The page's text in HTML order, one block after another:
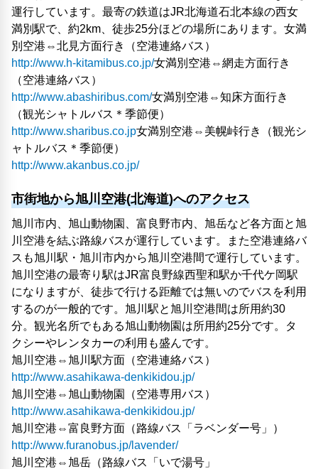
運行しています。最寄の鉄道はJR北海道石北本線の西女
満別駅で、約2km、徒歩25分ほどの場所にあります。女満
別空港⇔北見方面行き（空港連絡バス）
http://www.h-kitamibus.co.jp/女満別空港⇔網走方面行き
（空港連絡バス）
http://www.abashiribus.com/女満別空港⇔知床方面行き
（観光シャトルバス＊季節便）
http://www.sharibus.co.jp女満別空港⇔美幌峠行き（観光シ
ャトルバス＊季節便）
http://www.akanbus.co.jp/
市街地から旭川空港(北海道)へのアクセス
旭川市内、旭山動物園、富良野市内、旭岳など各方面と旭
川空港を結ぶ路線バスが運行しています。また空港連絡バ
スも旭川駅・旭川市内から旭川空港間で運行しています。
旭川空港の最寄り駅はJR富良野線西聖和駅か千代ケ岡駅
になりますが、徒歩で行ける距離では無いのでバスを利用
するのが一般的です。旭川駅と旭川空港間は所用約30
分。観光名所でもある旭山動物園は所用約25分です。タ
クシーやレンタカーの利用も盛んです。
旭川空港⇔旭川駅方面（空港連絡バス）
http://www.asahikawa-denkikidou.jp/
旭川空港⇔旭山動物園（空港専用バス）
http://www.asahikawa-denkikidou.jp/
旭川空港⇔富良野方面（路線バス「ラベンダー号」）
http://www.furanobus.jp/lavender/
旭川空港⇔旭岳（路線バス「いで湯号」